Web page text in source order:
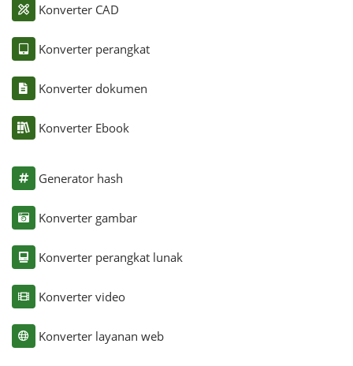
Konverter CAD
Konverter perangkat
Konverter dokumen
Konverter Ebook
Generator hash
Konverter gambar
Konverter perangkat lunak
Konverter video
Konverter layanan web